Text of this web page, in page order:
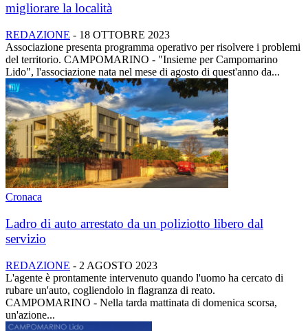
migliorare la località
REDAZIONE - 18 OTTOBRE 2023
Associazione presenta programma operativo per risolvere i problemi
del territorio. CAMPOMARINO - "Insieme per Campomarino
Lido", l'associazione nata nel mese di agosto di quest'anno da...
Cronaca
Ladro di auto arrestato da un poliziotto libero dal
servizio
REDAZIONE - 2 AGOSTO 2023
L'agente è prontamente intervenuto quando l'uomo ha cercato di
rubare un'auto, cogliendolo in flagranza di reato.
CAMPOMARINO - Nella tarda mattinata di domenica scorsa,
un'azione...